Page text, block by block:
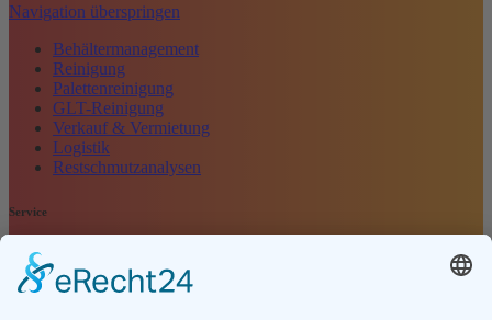
Navigation überspringen
Behältermanagement
Reinigung
Palettenreinigung
GLT-Reinigung
Verkauf & Vermietung
Logistik
Restschmutzanalysen
Service
Navigation überspringen
Kontakt